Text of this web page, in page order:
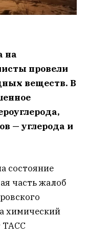
на
провели
веществ. В
— углерода и
состояние
часть жалоб
химический
ТАСС